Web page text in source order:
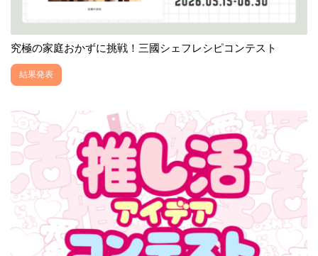
究極の家庭おかずに挑戦！三國シェフレシピコンテスト
結果発表